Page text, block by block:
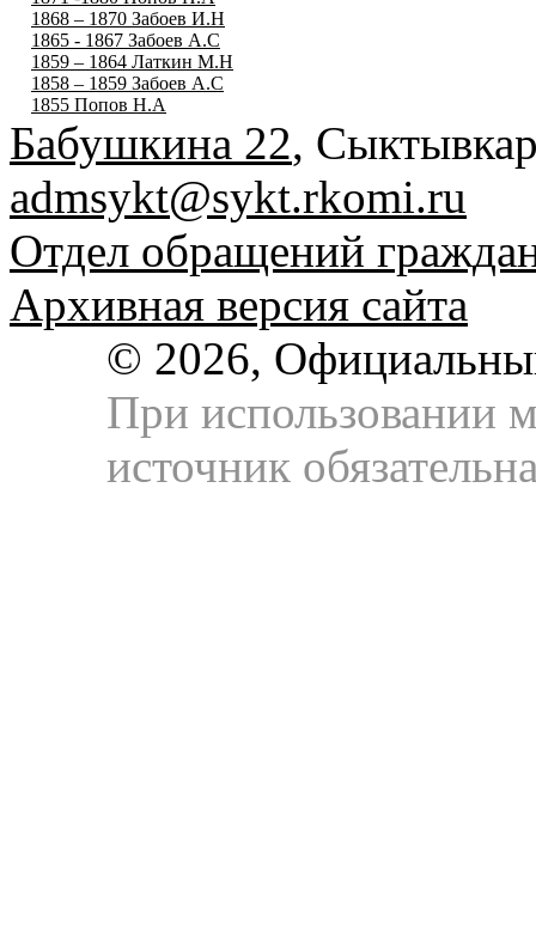
1868 – 1870 Забоев И.Н
1865 - 1867 Забоев А.С
1859 – 1864 Латкин М.Н
1858 – 1859 Забоев А.С
1855 Попов Н.А
Бабушкина 22,
admsykt@sykt.rkomi.ru
Отдел обращений
Архивная версия сайта
© 2026,
При использовании
источник